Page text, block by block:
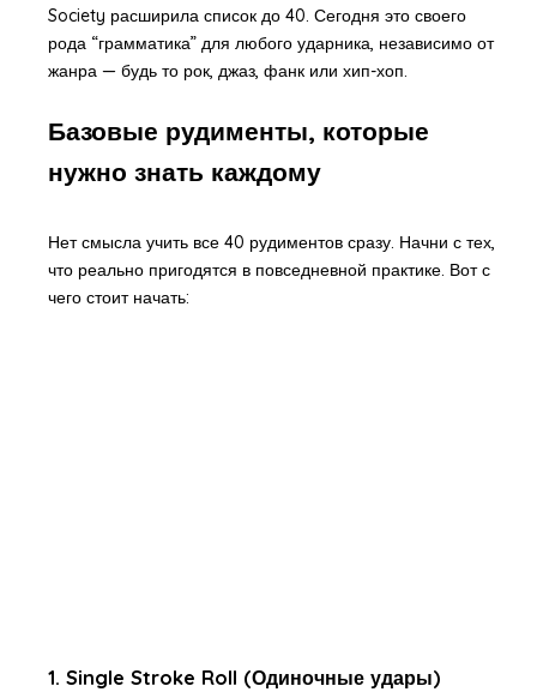
Society расширила список до 40. Сегодня это своего
рода “грамматика” для любого ударника, независимо от
жанра — будь то рок, джаз, фанк или хип-хоп.
Базовые рудименты, которые
нужно знать каждому
Нет смысла учить все 40 рудиментов сразу. Начни с тех,
что реально пригодятся в повседневной практике. Вот с
чего стоит начать:
1. Single Stroke Roll (Одиночные удары)